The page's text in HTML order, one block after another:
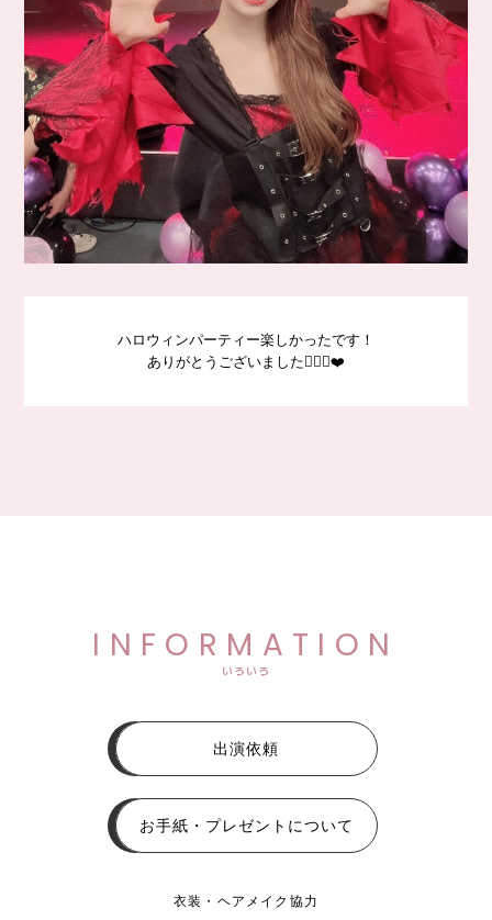
ハロウィンパーティー楽しかったです！
ありがとうございました🙇🏻‍♀️❤️
INFORMATION
いろいろ
出演依頼
お手紙・プレゼントについて
衣装・ヘアメイク協力